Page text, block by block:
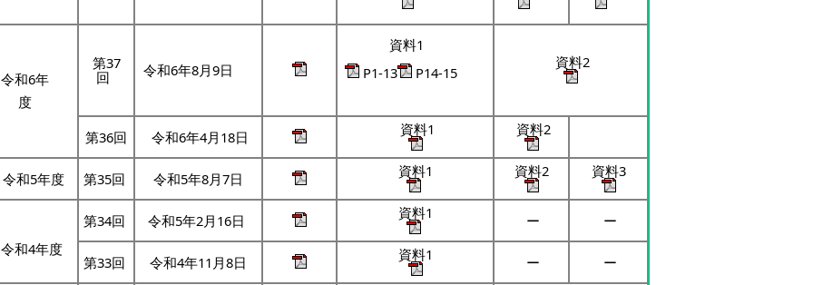
令和6年
度
第37
回
令和6年8月9日
資料1
P1-13
P14-15
資料2
第36回 令和6年4月18日 資料1 資料2
令和5年度 第35回 令和5年8月7日 資料1 資料2 資料3
令和4年度
第34回 令和5年2月16日 資料1 ー ー
第33回 令和4年11月8日 資料1 ー ー